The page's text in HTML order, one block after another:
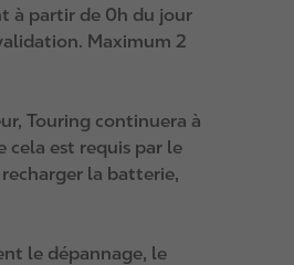
à partir de 0h du jour
Maximum 2
Touring continuera à
cela est requis par le
la batterie,
le dépannage, le